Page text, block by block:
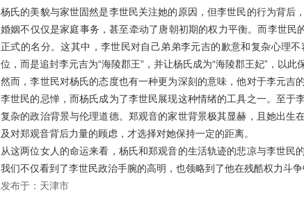
杨氏的美貌与家世固然是李世民关注她的原因，但李世民的行为背后
婚姻不仅仅是家庭事务，甚至牵动了唐朝初期的权力平衡。而李世民
正式的名分。这其中，李世民对自己弟弟李元吉的歉意和复杂心理
位，而是追封李元吉为“海陵郡王”，并让杨氏成为“海陵郡王妃”，以此
然而，李世民对杨氏的态度也有一种更为深刻的意味，他对于李元
李世民的忌惮，而杨氏成为了李世民展现这种情绪的工具之一。至于
复杂的政治背景与伦理道德。郑观音的家世背景极其显赫，且她出生
及对郑观音背后力量的顾虑，才选择对她保持一定的距离。
从这两位女人的命运来看，杨氏和郑观音的生活轨迹的悲凉与李世民
我们不仅看到了李世民政治手腕的高明，也领略到了他在残酷权力斗争
发布于：天津市